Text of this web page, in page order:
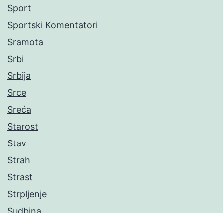
Sport
Sportski Komentatori
Sramota
Srbi
Srbija
Srce
Sreća
Starost
Stav
Strah
Strast
Strpljenje